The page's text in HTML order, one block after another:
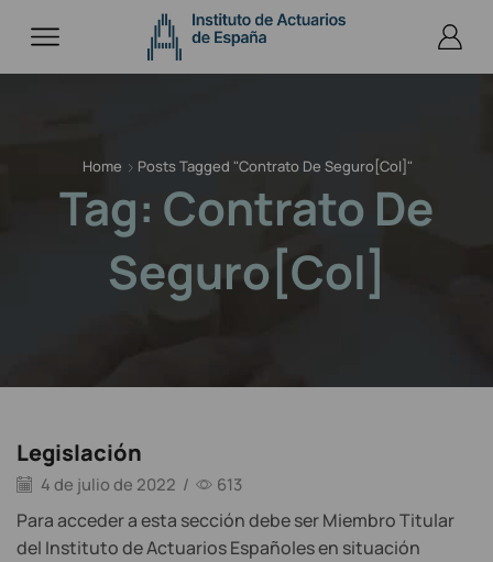
Home Posts Tagged "contrato De Seguro[Col]"
Tag: Contrato De
Seguro[Col]
Legislación
4 de julio de 2022 / 613
Para acceder a esta sección debe ser Miembro Titular
del Instituto de Actuarios Españoles en situación